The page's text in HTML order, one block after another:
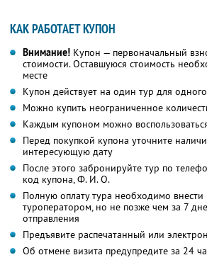
КАК РАБОТАЕТ КУПОН
Внимание! Купон — первоначальный
стоимости. Оставшуюся стоимость
месте
Купон действует на один тур для
Можно купить неограниченное
Каждым купоном можно
Перед покупкой купона уточните
интересующую дату
После этого забронируйте тур по
код купона,Ф. И. О.
Полную оплату тура необходимо внести
туроператором, но не позже чем за 7
отправления
Предъявите распечатанный или
Об отмене визита предупредите за 24